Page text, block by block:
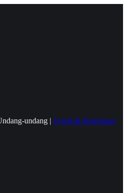
undang | Syarat & Ketentuan